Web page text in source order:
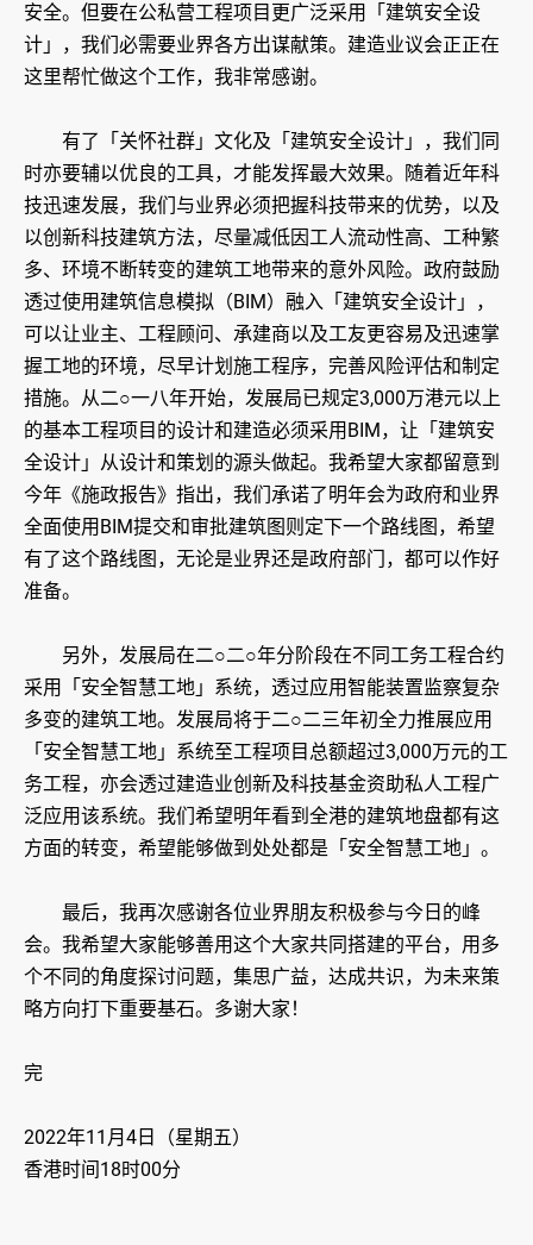
安全。但要在公私营工程项目更广泛采用「建筑安全设
计」，我们必需要业界各方出谋献策。建造业议会正正在
这里帮忙做这个工作，我非常感谢。
有了「关怀社群」文化及「建筑安全设计」，我们同
时亦要辅以优良的工具，才能发挥最大效果。随着近年科
技迅速发展，我们与业界必须把握科技带来的优势，以及
以创新科技建筑方法，尽量减低因工人流动性高、工种繁
多、环境不断转变的建筑工地带来的意外风险。政府鼓励
透过使用建筑信息模拟（BIM）融入「建筑安全设计」，
可以让业主、工程顾问、承建商以及工友更容易及迅速掌
握工地的环境，尽早计划施工程序，完善风险评估和制定
措施。从二○一八年开始，发展局已规定3,000万港元以上
的基本工程项目的设计和建造必须采用BIM，让「建筑安
全设计」从设计和策划的源头做起。我希望大家都留意到
今年《施政报告》指出，我们承诺了明年会为政府和业界
全面使用BIM提交和审批建筑图则定下一个路线图，希望
有了这个路线图，无论是业界还是政府部门，都可以作好
准备。
另外，发展局在二○二○年分阶段在不同工务工程合约
采用「安全智慧工地」系统，透过应用智能装置监察复杂
多变的建筑工地。发展局将于二○二三年初全力推展应用
「安全智慧工地」系统至工程项目总额超过3,000万元的工
务工程，亦会透过建造业创新及科技基金资助私人工程广
泛应用该系统。我们希望明年看到全港的建筑地盘都有这
方面的转变，希望能够做到处处都是「安全智慧工地」。
最后，我再次感谢各位业界朋友积极参与今日的峰
会。我希望大家能够善用这个大家共同搭建的平台，用多
个不同的角度探讨问题，集思广益，达成共识，为未来策
略方向打下重要基石。多谢大家！
完
2022年11月4日（星期五）
香港时间18时00分